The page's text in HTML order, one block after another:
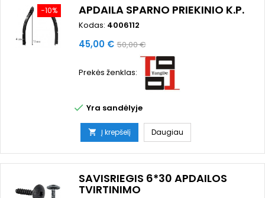
−10% APDAILA SPARNO PRIEKINIO K.P.
Kodas: 4006112
Kaina
45,00 € Bazinė
50,00 €
Prekės ženklas:
 Yra sandėlyje
 Į krepšelį Daugiau
SAVISRIEGIS 6*30 APDAILOS
TVIRTINIMO